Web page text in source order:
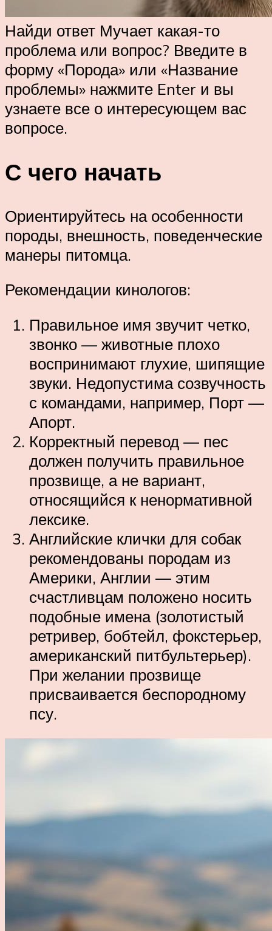
Найди ответ Мучает какая-то
проблема или вопрос? Введите в
форму «Порода» или «Название
проблемы» нажмите Enter и вы
узнаете все о интересующем вас
вопросе.
С чего начать
Ориентируйтесь на особенности
породы, внешность, поведенческие
манеры питомца.
Рекомендации кинологов:
Правильное имя звучит четко,
звонко — животные плохо
воспринимают глухие, шипящие
звуки. Недопустима созвучность
с командами, например, Порт —
Апорт.
Корректный перевод — пес
должен получить правильное
прозвище, а не вариант,
относящийся к ненормативной
лексике.
Английские клички для собак
рекомендованы породам из
Америки, Англии — этим
счастливцам положено носить
подобные имена (золотистый
ретривер, бобтейл, фокстерьер,
американский питбультерьер).
При желании прозвище
присваивается беспородному
псу.